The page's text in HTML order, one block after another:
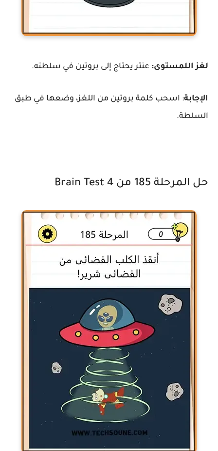
لغز اللمستوى: عنتر يحتاج إلى بروتين في سلطته.
الإجابة: اسحب كلمة بروتين من اللغز، وضعها في طبق
السلطة.
حل المرحلة 185 من Brain Test 4